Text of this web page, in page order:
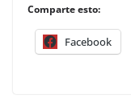
Comparte esto:
Facebook